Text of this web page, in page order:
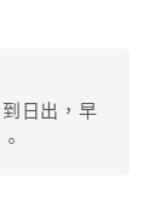
日出，早